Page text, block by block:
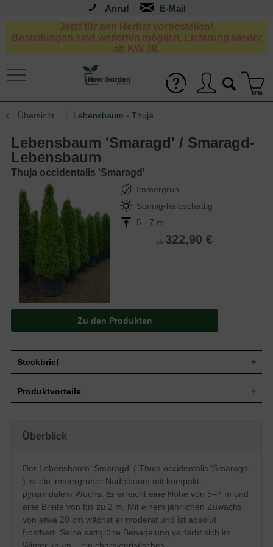
Anruf
Jetzt für den Herbst vorbestellen!
Bestellungen sind weiterhin möglich, Lieferung wieder
ab KW 38.
Übersicht Lebensbaum - Thuja
Lebensbaum 'Smaragd' / Smaragd-
Lebensbaum
Thuja occidentalis 'Smaragd'
Immergrün
Sonnig-halbschattig
5 - 7 m
ab 322,90 €
Zu den Produkten
Steckbrief
Zuwachs
Wuchsform
Blüte
Unscheinbar
Rinde
Rotbraun
Boden
Relativ anspruchslos, bevorzugt feuchte,
Standort
Sonnig bis halbschattig
Verwendung
Gruppe, Solitärelement, Heckenpflanze,
Topfbepflanzung, Mischhecke
Produktvorteile
langsamer Wuchs, wenig Pflege
Regenerationsvermögen
verfärbt sich kaum im Winter
verträgt keine extreme Trockenheit
verträgt keinen Rückschnitt ins alte Holz
verträgt keine Staunässe
Überblick
Der Lebensbaum 'Smaragd' ( Thuja occidentalis 'Smaragd'
) ist ein immergrüner Nadelbaum mit kompakt-
pyramidalem Wuchs. Er erreicht eine Höhe von 5–7 m und
eine Breite von bis zu 2 m. Mit einem jährlichen Zuwachs
von etwa 20 cm wächst er moderat und ist absolut
frosthart. Seine sattgrüne Benadelung verfärbt sich im